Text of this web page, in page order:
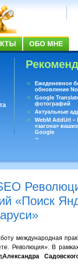
ОБО МНЕ
Ежеденевное
обновление
Google
фотографий
Актуальные
WebM AddUrl
«загона»
Google
Существует
«Поиск
международная
Революция». В
Александра